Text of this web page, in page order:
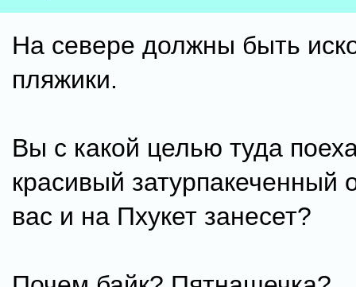
На севере должны быть
пляжики.
Вы с какой целью туда
красивый затурпакеченный
вас и на Пхукет занесет?